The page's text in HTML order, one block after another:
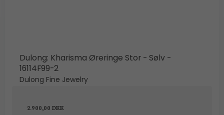
Dulong: Kharisma Øreringe Stor - Sølv -
16114F99-2
Dulong Fine Jewelry
2.900,00 DKK